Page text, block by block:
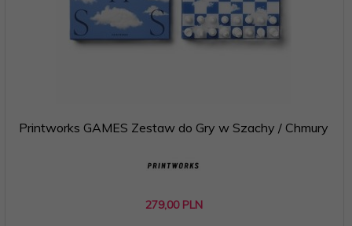
Printworks GAMES Zestaw do Gry w Szachy / Chmury
279,00 PLN